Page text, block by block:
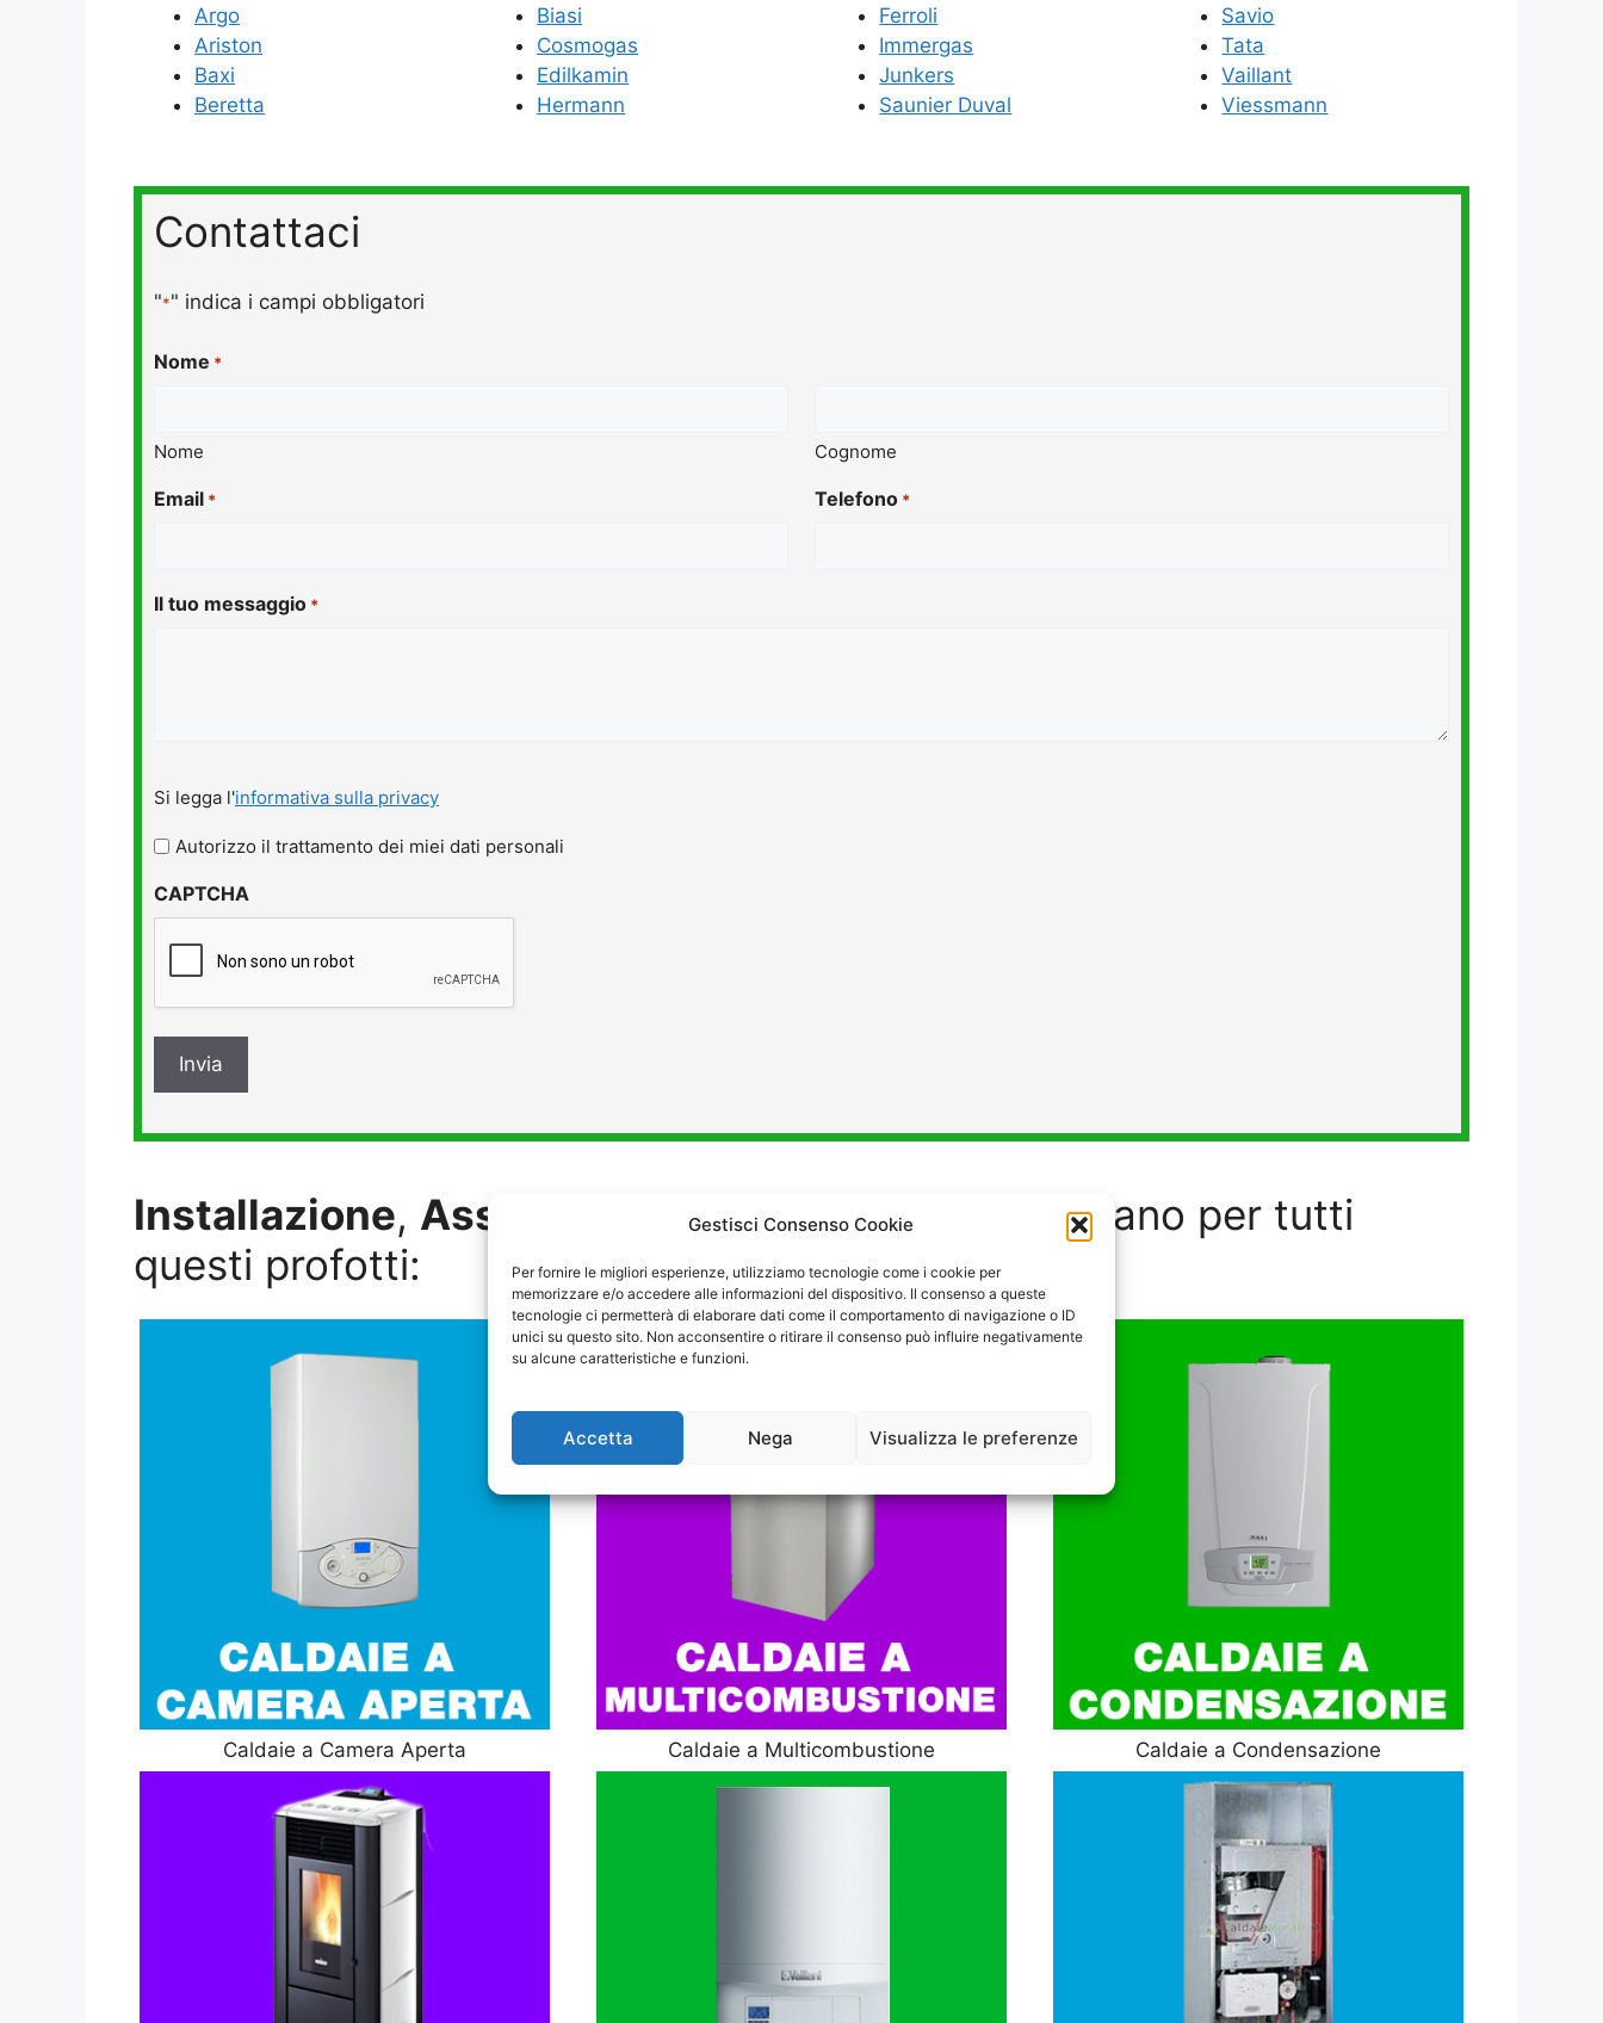
Gestisci Consenso Cookie
Per fornire le migliori esperienze, utilizziamo tecnologie come i cookie per
memorizzare e/o accedere alle informazioni del dispositivo. Il consenso a queste
tecnologie ci permetterà di elaborare dati come il comportamento di navigazione o ID
unici su questo sito. Non acconsentire o ritirare il consenso può influire negativamente
su alcune caratteristiche e funzioni.
Accetta Nega Visualizza le preferenze
Argo
Ariston
Baxi
Beretta
Biasi
Cosmogas
Edilkamin
Hermann
Ferroli
Immergas
Junkers
Saunier Duval
Savio
Tata
Vaillant
Viessmann
Contattaci
"*" indica i campi obbligatori
Nome *
Nome Cognome
Email * Telefono *
Il tuo messaggio *
legga
l'informativa
privacy
Si legga l'informativa sulla privacy
Autorizzo il trattamento dei miei dati personali
CAPTCHA
Installazione, Assistenza eManutenzione
a Lariano per tutti
questi profotti:
Caldaie a Camera Aperta Caldaie a Multicombustione Caldaie a Condensazione